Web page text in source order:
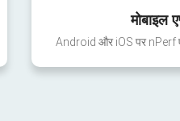
मोबाइल
Android और iOS पर nPerf